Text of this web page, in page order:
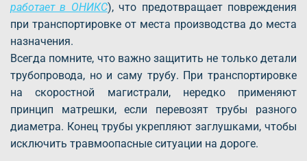
работает в ОНИКС), что предотвращает повреждения
при транспортировке от места производства до места
назначения.
Всегда помните, что важно защитить не только детали
трубопровода, но и саму трубу. При транспортировке
на скоростной магистрали, нередко применяют
принцип матрешки, если перевозят трубы разного
диаметра. Конец трубы укрепляют заглушками, чтобы
исключить травмоопасные ситуации на дороге.